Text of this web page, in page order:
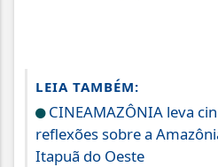
LEIA TAMBÉM:
CINEAMAZÔNIA leva
reflexões sobre a
Itapuã do Oeste